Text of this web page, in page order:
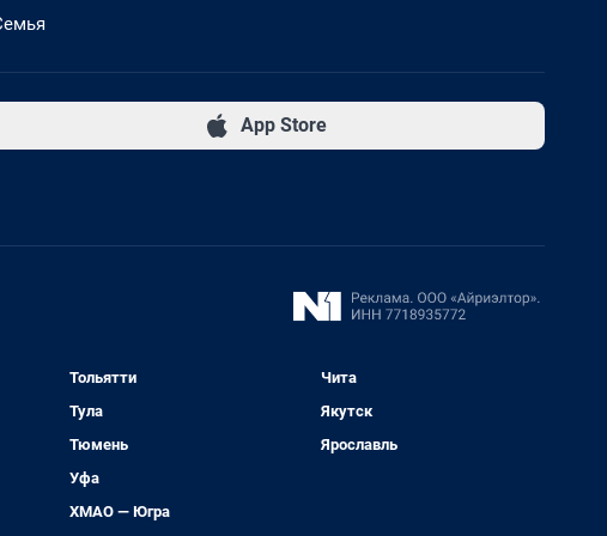
App Store
Тольятти
Тула
Тюмень
Уфа
ХМАО — Югра
Чита
Якутск
Ярославль